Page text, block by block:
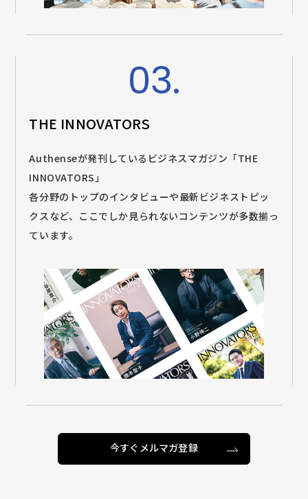
03.
THE INNOVATORS
Authenseが発刊しているビジネスマガジン「THE
INNOVATORS」
各分野のトップのインタビューや最新ビジネストピッ
クスなど、ここでしか見られないコンテンツが多数揃っ
ています。
今すぐメルマガ登録